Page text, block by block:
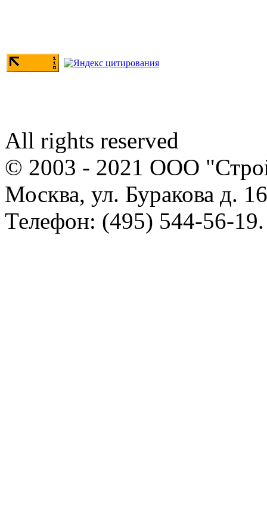
All rights reserved
© 2003 - 2021 ООО
Москва, ул. Буракова д.
Телефон: (495) 544-56-